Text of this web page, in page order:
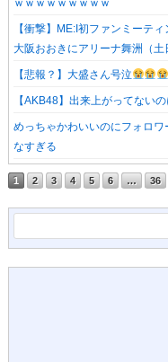
ｗｗｗｗｗｗｗｗｗ
【衝撃】ME:I初ファンミーテ
大阪おおきにアリーナ舞洲（
【悲報？】大盛さん号泣
【AKB48】出来上がってない
めっちゃかわいいのにフォロ
なすぎる
1 2 3 4 5 6 … 36
索: